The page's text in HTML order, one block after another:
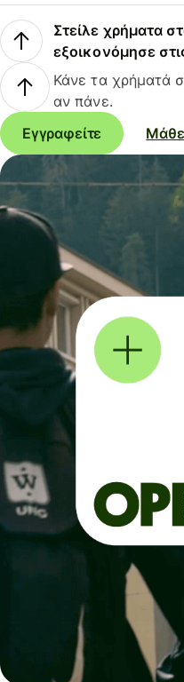
Στείλε χρήματα
εξοικονόμησε
Κάνε τα χρήματά
αν πάνε.
Εγγραφείτε
Μάθε